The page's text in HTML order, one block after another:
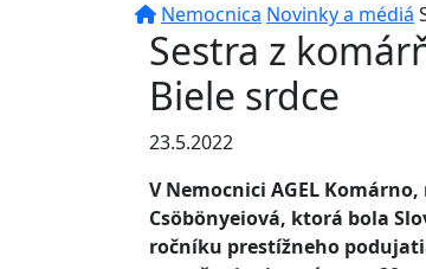
Nemocnica Novinky a médiá
Sestra z
Biele srdce
23.5.2022
V Nemocnici AGEL
Csöbönyeiová, ktorá bola
ročníku prestížneho